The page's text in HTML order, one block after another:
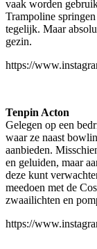
vaak worden
Trampoline
tegelijk. Maar
gezin.
https://
Tenpin Acton
Gelegen op een
waar ze naast
aanbieden.
en geluiden, maar
deze kunt
meedoen met de
zwaailichten en
https://